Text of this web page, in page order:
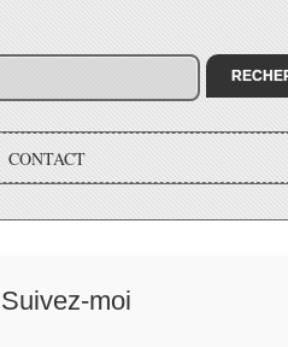
CONTACT
Suivez-moi